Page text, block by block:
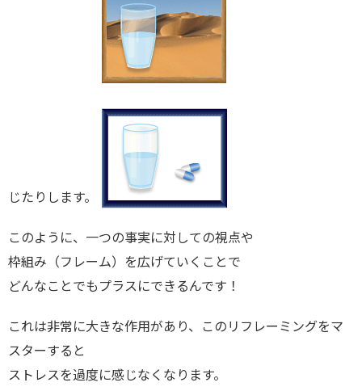
じたりします。
このように、一つの事実に対しての視点や
枠組み（フレーム）を広げていくことで
どんなことでもプラスにできるんです！
これは非常に大きな作用があり、このリフレーミングをマ
スターすると
ストレスを過度に感じなくなります。